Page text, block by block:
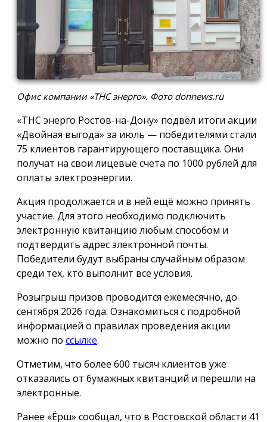
Офис компании «ТНС энерго». Фото donnews.ru
«ТНС энерго Ростов-на-Дону» подвёл итоги акции
«Двойная выгода» за июль — победителями стали
75 клиентов гарантирующего поставщика. Они
получат на свои лицевые счета по 1000 рублей для
оплаты электроэнергии.
Акция продолжается и в ней ещё можно принять
участие. Для этого необходимо подключить
электронную квитанцию любым способом и
подтвердить адрес электронной почты.
Победители будут выбраны случайным образом
среди тех, кто выполнит все условия.
Розыгрыш призов проводится ежемесячно, до
сентября 2026 года. Ознакомиться с подробной
информацией о правилах проведения акции
можно по ссылке.
Отметим, что более 600 тысяч клиентов уже
отказались от бумажных квитанций и перешли на
электронные.
Ранее «Ёрш» сообщал, что в Ростовской области 41